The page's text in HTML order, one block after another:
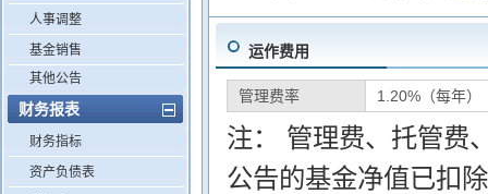
人事调整
基金销售
其他公告
财务报表
财务指标
资产负债表
运作费用
管理费率 1.20%（每年）
注： 管理费、托管费
公告的基金净值已扣